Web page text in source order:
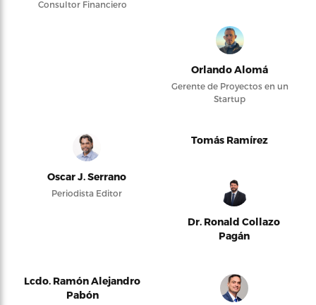
Consultor Financiero
Orlando Alomá
Gerente de Proyectos en un
Startup
Oscar J. Serrano
Periodista Editor
Tomás Ramírez
Dr. Ronald Collazo
Pagán
Lcdo. Ramón Alejandro
Pabón